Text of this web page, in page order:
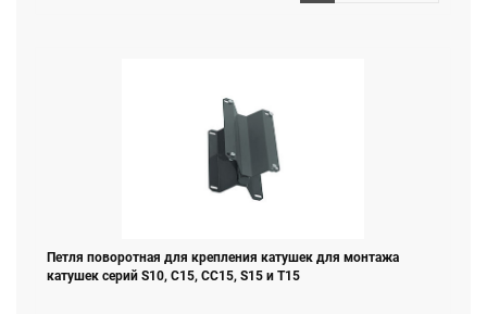
Петля поворотная для крепления катушек для монтажа
катушек серий S10, C15, СС15, S15 и T15